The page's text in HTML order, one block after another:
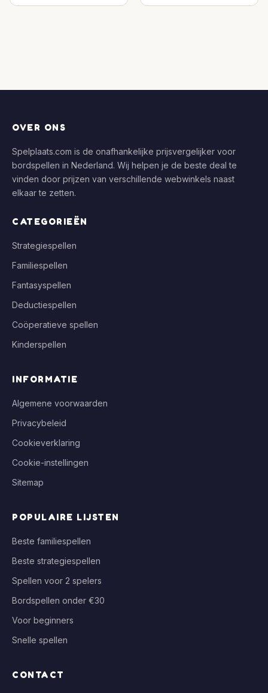
OVER ONS
Spelplaats.com is de onafhankelijke prijsvergelijker voor
bordspellen in Nederland. Wij helpen je de beste deal te
vinden door prijzen van verschillende webwinkels naast
elkaar te zetten.
CATEGORIEËN
Strategiespellen
Familiespellen
Fantasyspellen
Deductiespellen
Coöperatieve spellen
Kinderspellen
INFORMATIE
Algemene voorwaarden
Privacybeleid
Cookieverklaring
Cookie-instellingen
Sitemap
POPULAIRE LIJSTEN
Beste familiespellen
Beste strategiespellen
Spellen voor 2 spelers
Bordspellen onder €30
Voor beginners
Snelle spellen
CONTACT